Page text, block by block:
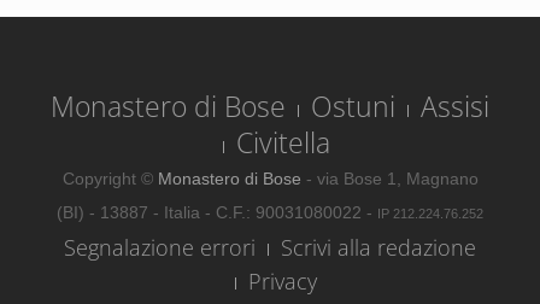
Monastero di Bose Ostuni
Assisi
Civitella
Copyright © Monastero di Bose - via Bose 1, Magnano
(BI) - 13887 - Italia - C.F.: 90031080022 - IP 212.224.76.252
Segnalazione errori
Scrivi alla redazione
Privacy